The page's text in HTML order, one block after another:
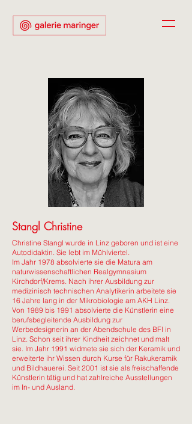
Stangl Christine
Christine Stangl wurde in Linz geboren und ist eine
Autodidaktin. Sie lebt im Mühlviertel.
Im Jahr 1978 absolvierte sie die Matura am
naturwissenschaftlichen Realgymnasium
Kirchdorf/Krems. Nach ihrer Ausbildung zur
medizinisch technischen Analytikerin arbeitete sie
16 Jahre lang in der Mikrobiologie am AKH Linz.
Von 1989 bis 1991 absolvierte die Künstlerin eine
berufsbegleitende Ausbildung zur
Werbedesignerin an der Abendschule des BFI in
Linz. Schon seit ihrer Kindheit zeichnet und malt
sie. Im Jahr 1991 widmete sie sich der Keramik und
erweiterte ihr Wissen durch Kurse für Rakukeramik
und Bildhauerei. Seit 2001 ist sie als freischaffende
Künstlerin tätig und hat zahlreiche Ausstellungen
im In- und Ausland.